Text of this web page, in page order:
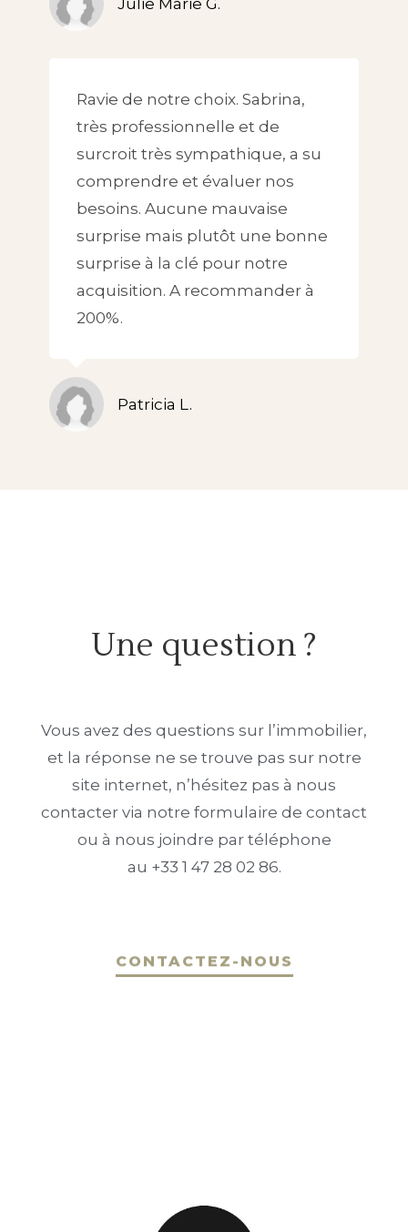
Julie Marie G.
Ravie de notre choix. Sabrina,
très professionnelle et de
surcroit très sympathique, a su
comprendre et évaluer nos
besoins. Aucune mauvaise
surprise mais plutôt une bonne
surprise à la clé pour notre
acquisition. A recommander à
200%.
Patricia L.
Une question ?
Vous avez des questions sur l’immobilier,
et la réponse ne se trouve pas sur notre
site internet, n’hésitez pas à nous
contacter via notre formulaire de contact
ou à nous joindre par téléphone
au +33 1 47 28 02 86.
CONTACTEZ-NOUS